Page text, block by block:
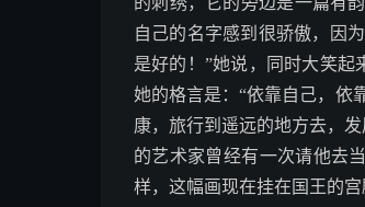
自己的名字感到很骄傲，因
是好的！”她说，同时大笑起
她的格言是：“依靠自己，依
康，旅行到遥远的地方去，
的艺术家曾经有一次请他去
样，这幅画现在挂在国王的